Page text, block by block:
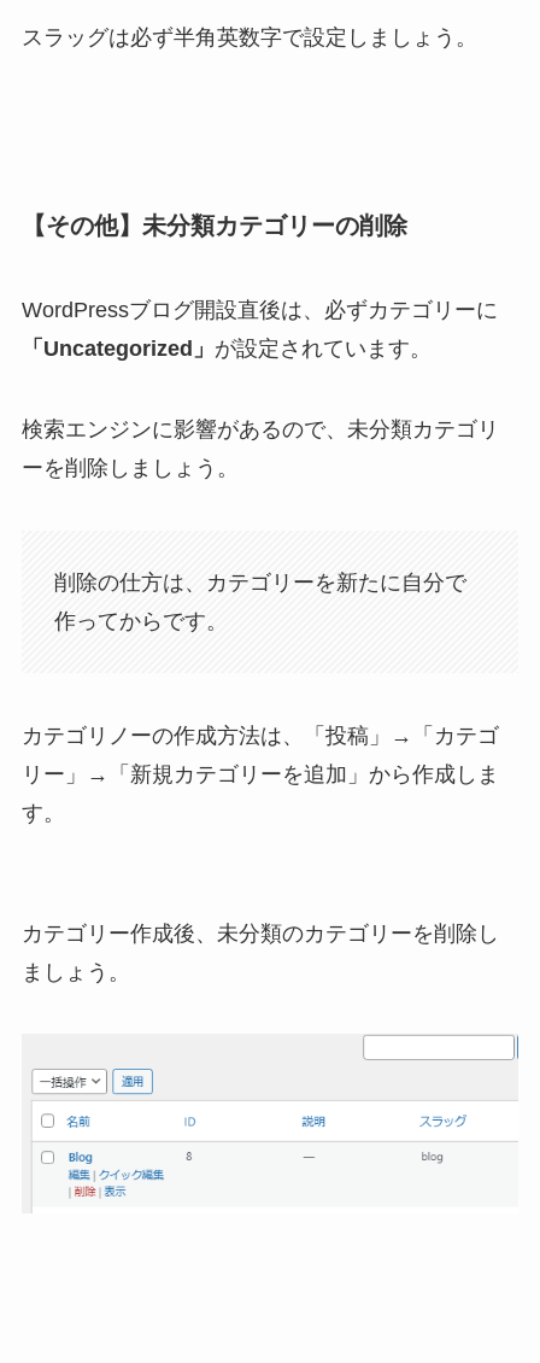
スラッグは必ず半角英数字で設定しましょう。
【その他】未分類カテゴリーの削除
WordPressブログ開設直後は、必ずカテゴリーに
「Uncategorized」 が設定されています。
検索エンジンに影響があるので、未分類カテゴリ
ーを削除しましょう。
削除の仕方は、カテゴリーを新たに自分で
作ってからです。
カテゴリノーの作成方法は、「投稿」→「カテゴ
リー」→「新規カテゴリーを追加」から作成しま
す。
カテゴリー作成後、未分類のカテゴリーを削除し
ましょう。